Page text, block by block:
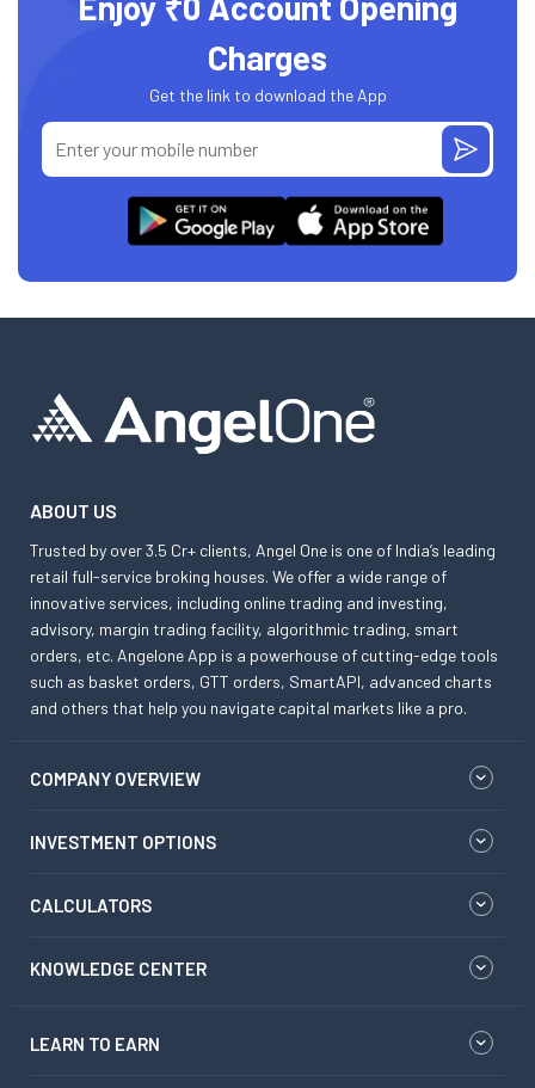
Charges
Get the link to download the App
ABOUT US
Trusted by over 3.5 Cr+ clients, Angel One is one of India’s leading
retail full-service broking houses. We offer a wide range of
innovative services, including online trading and investing,
advisory, margin trading facility, algorithmic trading, smart
orders, etc. Angelone App is a powerhouse of cutting-edge tools
such as basket orders, GTT orders, SmartAPI, advanced charts
and others that help you navigate capital markets like a pro.
COMPANY OVERVIEW
INVESTMENT OPTIONS
CALCULATORS
KNOWLEDGE CENTER
LEARN TO EARN